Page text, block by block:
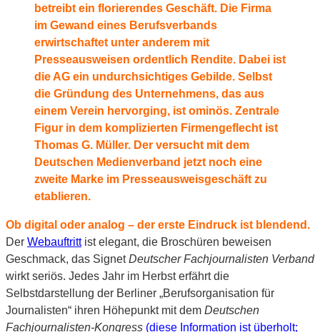
betreibt ein florierendes Geschäft. Die Firma
im Gewand eines Berufsverbands
erwirtschaftet unter anderem mit
Presseausweisen ordentlich Rendite. Dabei ist
die AG ein undurchsichtiges Gebilde. Selbst
die Gründung des Unternehmens, das aus
einem Verein hervorging, ist ominös. Zentrale
Figur in dem komplizierten Firmengeflecht ist
Thomas G. Müller. Der versucht mit dem
Deutschen Medienverband jetzt noch eine
zweite Marke im Presseausweisgeschäft zu
etablieren.
Ob digital oder analog – der erste Eindruck ist blendend.
Der Webauftrittist elegant, die Broschüren beweisen
Geschmack, das SignetDeutscher Fachjournalisten Verband
wirkt seriös. Jedes Jahr im Herbst erfährt die
Selbstdarstellung der Berliner „Berufsorganisation für
Journalisten“ ihren Höhepunkt mit dem Deutschen
Fachjournalisten-Kongress (diese Information ist überholt;